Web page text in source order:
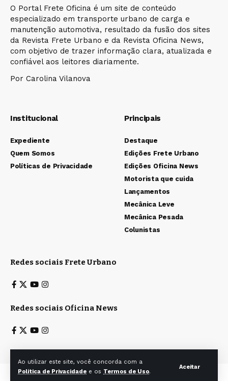
Ao utilizar este site, você concorda com a
Política de Privacidade e os Termos de Uso.
Aceitar
O Portal Frete Oficina é um site de conteúdo
especializado em transporte urbano de carga e
manutenção automotiva, resultado da fusão dos sites
da Revista Frete Urbano e da Revista Oficina News,
com objetivo de trazer informação clara, atualizada e
confiável aos leitores diariamente.
Por Carolina Vilanova
Institucional
Expediente
Quem Somos
Políticas de Privacidade
Principais
Destaque
Edições Frete Urbano
Edições Oficina News
Motorista que cuida
Lançamentos
Mecânica Leve
Mecânica Pesada
Colunistas
Redes sociais Frete Urbano
Redes sociais Oficina News
Todos os direitos reservados a Ita & Caiana Editoras Ltda. © 2025